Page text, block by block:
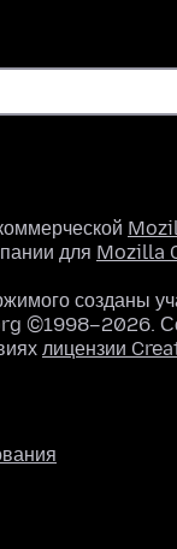
для Mozilla
созданы
©1998–2026.
лицензии